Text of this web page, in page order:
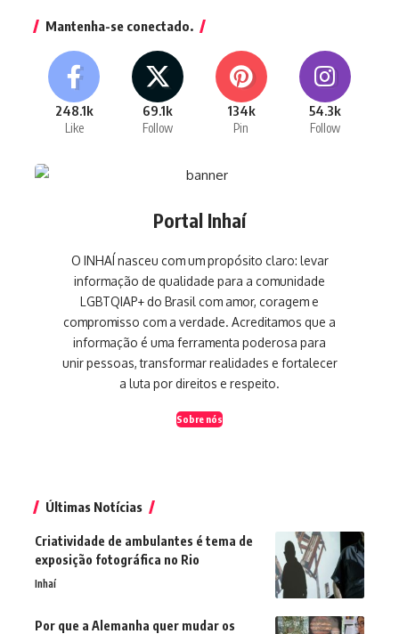
Mantenha-se conectado.
248.1k
Like
69.1k
Follow
134k
Pin
54.3k
Follow
Portal Inhaí
O INHAÍ nasceu com um propósito claro: levar
informação de qualidade para a comunidade
LGBTQIAP+ do Brasil com amor, coragem e
compromisso com a verdade. Acreditamos que a
informação é uma ferramenta poderosa para
unir pessoas, transformar realidades e fortalecer
a luta por direitos e respeito.
Sobre nós
Últimas Notícias
Criatividade de ambulantes é tema de
exposição fotográfica no Rio
Inhaí
Por que a Alemanha quer mudar os